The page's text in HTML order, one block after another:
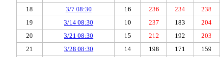
18
3/7 08:30 16 236 234
238
19
3/14 08:30 10 237 183
204
20
3/21 08:30 15 212 192
203
21
3/28 08:30 14 198 171
159